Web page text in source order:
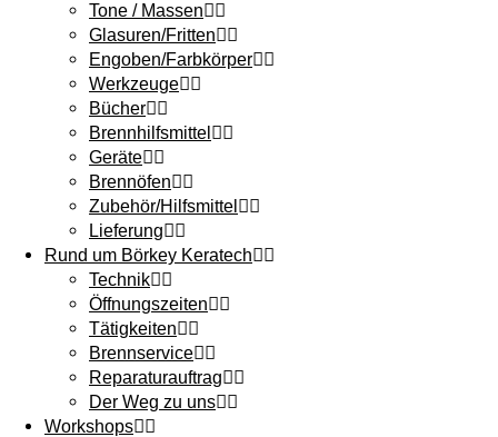
Tone / Massen
Glasuren/Fritten
Engoben/Farbkörper
Werkzeuge
Bücher
Brennhilfsmittel
Geräte
Brennöfen
Zubehör/Hilfsmittel
Lieferung
Rund um Börkey Keratech
Technik
Öffnungszeiten
Tätigkeiten
Brennservice
Reparaturauftrag
Der Weg zu uns
Workshops